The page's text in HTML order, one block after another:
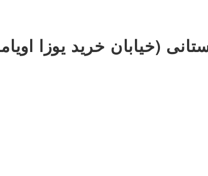
(خیابان خرید یوزا